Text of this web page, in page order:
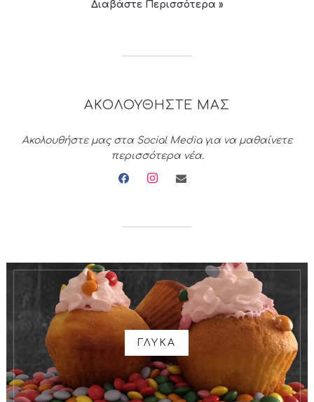
Διαβάστε Περισσότερα »
ΑΚΟΛΟΥΘΗΣΤΕ ΜΑΣ
Ακολουθήστε μας στα Social Media για να μαθαίνετε
περισσότερα νέα.
facebookinstagramenvelope
ΓΛΥΚΑ